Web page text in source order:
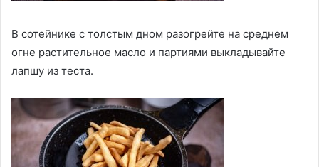
В сотейнике с толстым дном разогрейте на среднем
огне растительное масло и партиями выкладывайте
лапшу из теста.